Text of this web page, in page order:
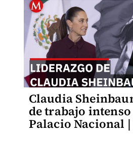
Claudia
de trabajo intenso
Palacio Nacional